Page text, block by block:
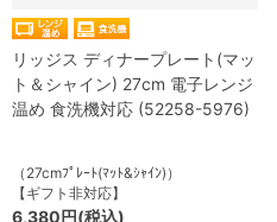
リッジス ディナープレート(マッ
ト＆シャイン) 27cm 電子レンジ
温め 食洗機対応 (52258-5976)
（27cmﾌﾟﾚｰﾄ(ﾏｯﾄ&ｼｬｲﾝ)）
【ギフト非対応】
6,380円(税込)